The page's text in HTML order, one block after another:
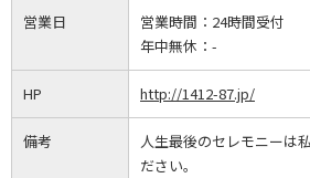
営業日 営業時間： 24時間受付
年中無休： -
HP http://1412-87.jp/
備考
人生最後のセレモニーは
ださい。